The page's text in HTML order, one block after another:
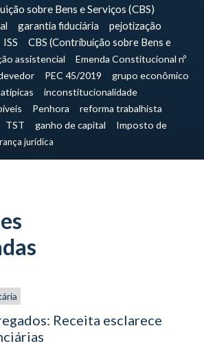
sobre Bens e Serviços (CBS)
garantia fiduciária
pejotização
ISS
CBS (Contribuição sobre Bens e
assistencial
Emenda Constitucional nº
PEC 45/2019
grupo econômico
inconstitucionalidade
Penhora
reforma trabalhista
TST ganho de capital
Imposto de
jurídica
Receita esclarece